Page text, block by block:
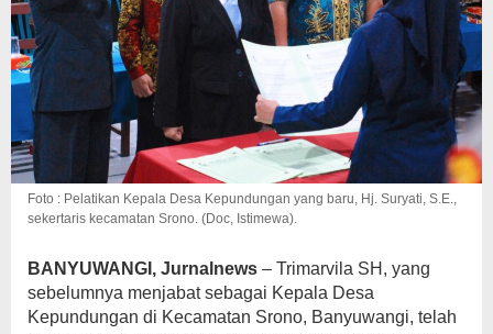
Foto : Pelatikan Kepala Desa Kepundungan yang baru, Hj. Suryati, S.E.,
sekertaris kecamatan Srono. (Doc, Istimewa).
BANYUWANGI, Jurnalnews – Trimarvila SH, yang
sebelumnya menjabat sebagai Kepala Desa
Kepundungan di Kecamatan Srono, Banyuwangi, telah